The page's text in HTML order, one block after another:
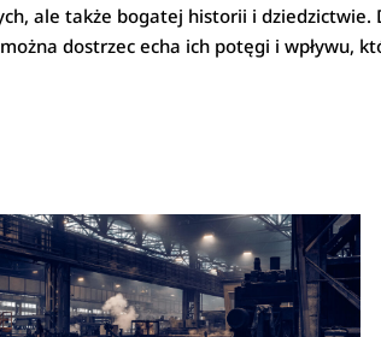
ale także bogatej historii i dziedzictwie.
dostrzec echa ich potęgi i wpływu,